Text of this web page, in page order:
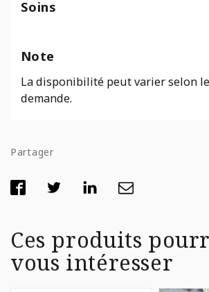
Soins
Note
La disponibilité peut varier selon
demande.
Partager
Ces produits
vous intéresser